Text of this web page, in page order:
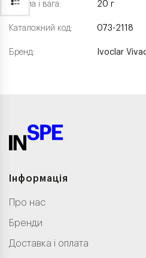
Форма і вага:
Каталожний код:
Бренд:
20 г
073-2118
Ivoclar
Інформація
Про нас
Бренди
Доставка і оплата